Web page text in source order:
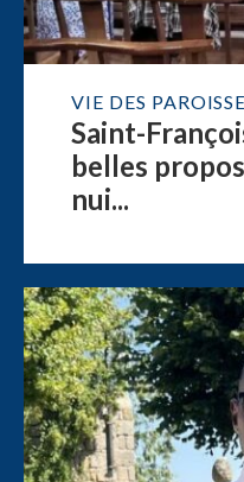
VIE DES
Saint-
belles
nui...